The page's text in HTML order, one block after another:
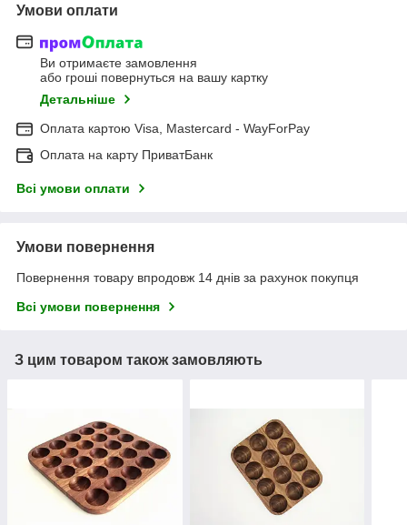
Умови оплати
Ви отримаєте замовлення
або гроші повернуться на вашу картку
Детальніше
Оплата картою Visa, Mastercard - WayForPay
Оплата на карту ПриватБанк
Всі умови оплати
Умови повернення
Повернення товару впродовж 14 днів за рахунок покупця
Всі умови повернення
З цим товаром також замовляють